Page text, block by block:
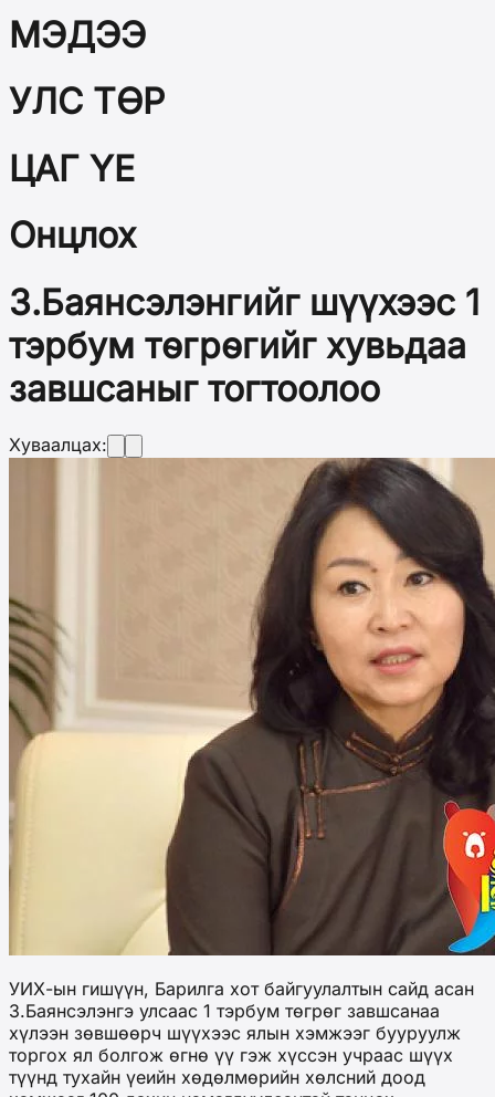
МЭДЭЭ
УЛС ТӨР
ЦАГ ҮЕ
Онцлох
З.Баянсэлэнгийг шүүхээс 1
тэрбум төгрөгийг хувьдаа
завшсаныг тогтоолоо
Хуваалцах:
УИХ-ын гишүүн, Барилга хот байгуулалтын сайд асан
З.Баянсэлэнгэ улсаас 1 тэрбум төгрөг завшсанаа
хүлээн зөвшөөрч шүүхээс ялын хэмжээг бууруулж
торгох ял болгож өгнө үү гэж хүссэн учраас шүүх
түүнд тухайн үеийн хөдөлмөрийн хөлсний доод